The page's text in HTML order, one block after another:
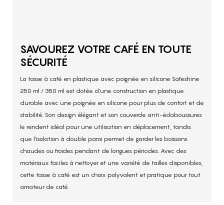
SAVOUREZ VOTRE CAFÉ EN TOUTE
SÉCURITÉ
La tasse à café en plastique avec poignée en silicone Safeshine
250 ml / 350 ml est dotée d'une construction en plastique
durable avec une poignée en silicone pour plus de confort et de
stabilité. Son design élégant et son couvercle anti-éclaboussures
le rendent idéal pour une utilisation en déplacement, tandis
que l'isolation à double paroi permet de garder les boissons
chaudes ou froides pendant de longues périodes. Avec des
matériaux faciles à nettoyer et une variété de tailles disponibles,
cette tasse à café est un choix polyvalent et pratique pour tout
amateur de café.